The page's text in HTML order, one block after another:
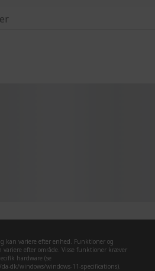
kan variere efter enhed. Funktioner og
efter område. Visse funktioner kræver
hardware (se
dk/windows/windows-11-specifications).